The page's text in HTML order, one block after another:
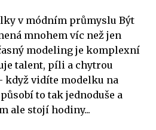
v módním průmyslu Být
mnohem víc než jen
modeling je komplexní
talent, píli a chytrou
když vidíte modelku na
to tak jednoduše a
ale stojí hodiny...